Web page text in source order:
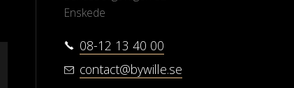
Enskede
08-12 13 40 00
contact@bywille.se